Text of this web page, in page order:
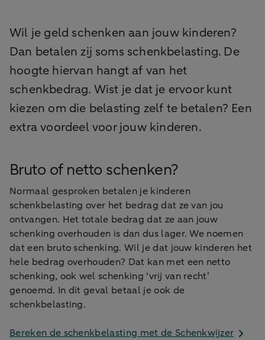
Wil je geld schenken aan jouw kinderen?
Dan betalen zij soms schenkbelasting. De
hoogte hiervan hangt af van het
schenkbedrag. Wist je dat je ervoor kunt
kiezen om die belasting zelf te betalen? Een
extra voordeel voor jouw kinderen.
Bruto of netto schenken?
Normaal gesproken betalen je kinderen
schenkbelasting over het bedrag dat ze van jou
ontvangen. Het totale bedrag dat ze aan jouw
schenking overhouden is dan dus lager. We noemen
dat een bruto schenking. Wil je dat jouw kinderen het
hele bedrag overhouden? Dat kan met een netto
schenking, ook wel schenking ‘vrij van recht’
genoemd. In dit geval betaal je ook de
schenkbelasting.
Bereken de schenkbelasting met de Schenkwijzer